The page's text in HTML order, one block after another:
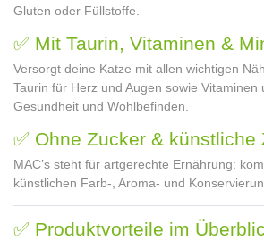
Gluten oder Füllstoffe.
✅ Mit Taurin, Vitaminen &
Versorgt deine Katze mit allen wichtigen
Taurin für Herz und Augen sowie
Gesundheit und Wohlbefinden.
✅ Ohne Zucker & künstliche
MAC’s steht für artgerechte Ernährung:
künstlichen Farb-, Aroma- und
✅ Produktvorteile im